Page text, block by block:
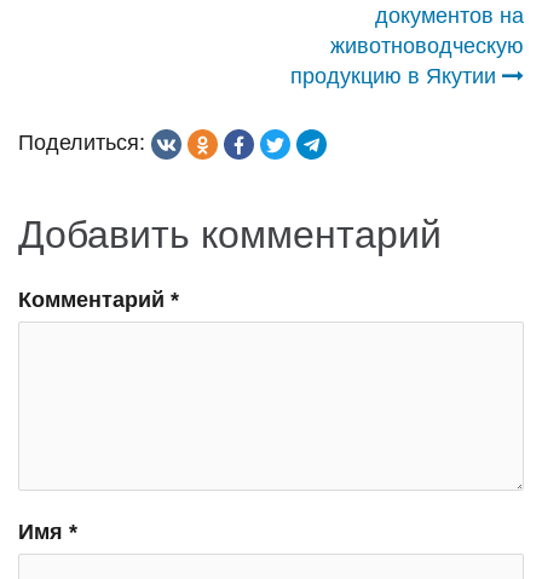
документов на
животноводческую
продукцию в Якутии
Поделиться:
Добавить комментарий
Комментарий *
Имя *